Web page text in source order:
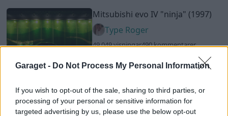
Garaget - Do Not Process My Personal Information
If you wish to opt-out of the sale, sharing to third parties, or
processing of your personal or sensitive information for
targeted advertising by us, please use the below opt-out
18
Mitsubishi evo IV "ninja" (1997)
Type Roger
49 049 visningar490 kommentarer
(1975)
nickeblom